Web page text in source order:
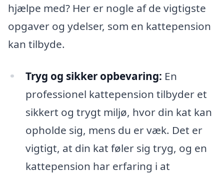
hjælpe med? Her er nogle af de vigtigste
opgaver og ydelser, som en kattepension
kan tilbyde.
Tryg og sikker opbevaring: En
professionel kattepension tilbyder et
sikkert og trygt miljø, hvor din kat kan
opholde sig, mens du er væk. Det er
vigtigt, at din kat føler sig tryg, og en
kattepension har erfaring i at